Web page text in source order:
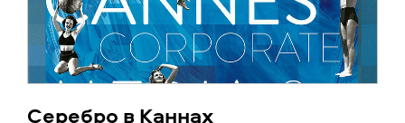
Серебро в Каннах